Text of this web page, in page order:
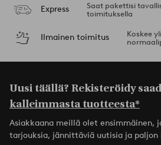
Express
Saat pakettisi
toimituksella
Ilmainen toimitus
Koskee
Uusi täällä? Rekisteröidy
kalleimmasta tuotteesta*
Asiakkaana meillä olet ensimmäinen,
tarjouksia, jännittäviä uutisia ja paljon